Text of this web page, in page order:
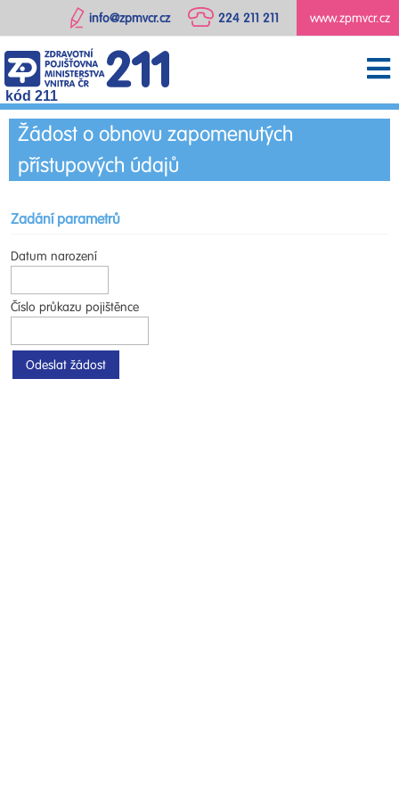
www.zpmvcr.cz
224 211 211
info@zpmvcr.cz
kód 211
Žádost o obnovu zapomenutých
přístupových údajů
Zadání parametrů
Datum narození
Číslo průkazu pojištěnce